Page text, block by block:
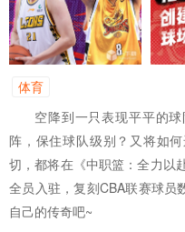
体育
空降到一只表现平平的
阵，保住球队级别？又将如
切，都将在《中职篮：全力以
全员入驻，复刻CBA联赛球员
自己的传奇吧~